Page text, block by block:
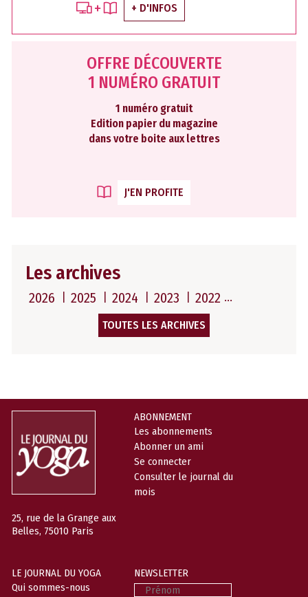
+ D'INFOS
OFFRE DÉCOUVERTE
1 NUMÉRO GRATUIT
1 numéro gratuit
Edition papier du magazine
dans votre boite aux lettres
J'EN PROFITE
Les archives
2026 2025 2024 2023 2022
TOUTES LES ARCHIVES
25, rue de la Grange aux
Belles, 75010 Paris
ABONNEMENT
Les abonnements
Abonner un ami
Se connecter
Consulter le journal du
mois
LE JOURNAL DU YOGA
Qui sommes-nous
NEWSLETTER
Prénom